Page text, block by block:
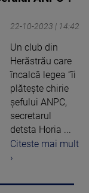
22-10-2023 | 14:42
Un club din
Herăstrău care
încalcă legea ”îi
plătește chirie
șefului ANPC,
secretarul
detsta Horia ...
Citeste mai mult
›